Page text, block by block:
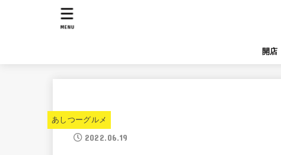
開店
MENU
あしつーグルメ
2022.06.19